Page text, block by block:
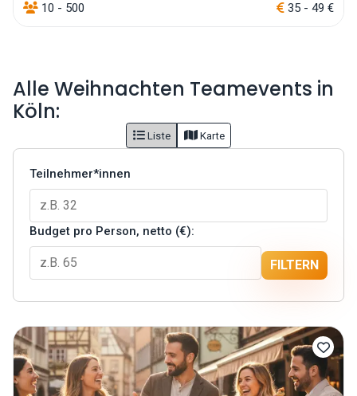
10 - 500 35 - 49 €
Alle Weihnachten Teamevents in
Köln:
Liste Karte
Teilnehmer*innen
Budget pro Person, netto (€):
FILTERN